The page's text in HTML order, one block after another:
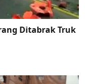
Ditabrak Truk